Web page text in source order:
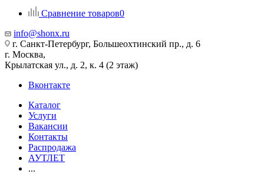
Сравнение товаров0
info@shonx.ru
г. Санкт-Петербург, Большеохтинский пр., д. 6
г. Москва,
Крылатская ул., д. 2, к. 4 (2 этаж)
Вконтакте
Каталог
Услуги
Вакансии
Контакты
Распродажа
АУТЛЕТ
...